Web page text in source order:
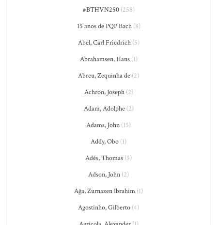
#BTHVN250(258)
15 anos de PQP Bach(8)
Abel, Carl Friedrich(5)
Abrahamsen, Hans(1)
Abreu, Zequinha de (2)
Achron, Joseph(2)
Adam, Adolphe(2)
Adams, John (15)
Addy, Obo (1)
Adès, Thomas (5)
Adson, John (2)
Ağa, Zurnazen Ibrahim (1)
Agostinho, Gilberto (4)